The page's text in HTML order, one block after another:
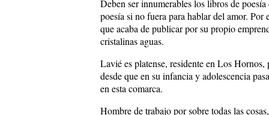
Deben ser innumerables los libros de
poesía si no fuera para hablar del amor.
que acaba de publicar por su propio
cristalinas aguas.
Lavié es platense, residente en Los
desde que en su infancia y adolescencia
en esta comarca.
Hombre de trabajo por sobre todas las